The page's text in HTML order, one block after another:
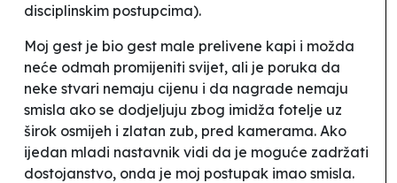
disciplinskim postupcima).
Moj gest je bio gest male prelivene kapi i možda
neće odmah promijeniti svijet, ali je poruka da
neke stvari nemaju cijenu i da nagrade nemaju
smisla ako se dodjeljuju zbog imidža fotelje uz
širok osmijeh i zlatan zub, pred kamerama. Ako
ijedan mladi nastavnik vidi da je moguće zadržati
dostojanstvo, onda je moj postupak imao smisla.